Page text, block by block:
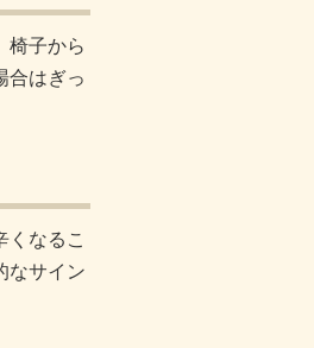
椅子から
合はぎっ
くなるこ
なサイン